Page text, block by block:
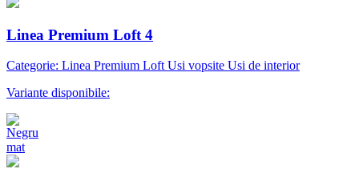
Linea Premium Loft 4
Categorie: Linea Premium Loft Usi vopsite Usi de interior
Variante disponibile: